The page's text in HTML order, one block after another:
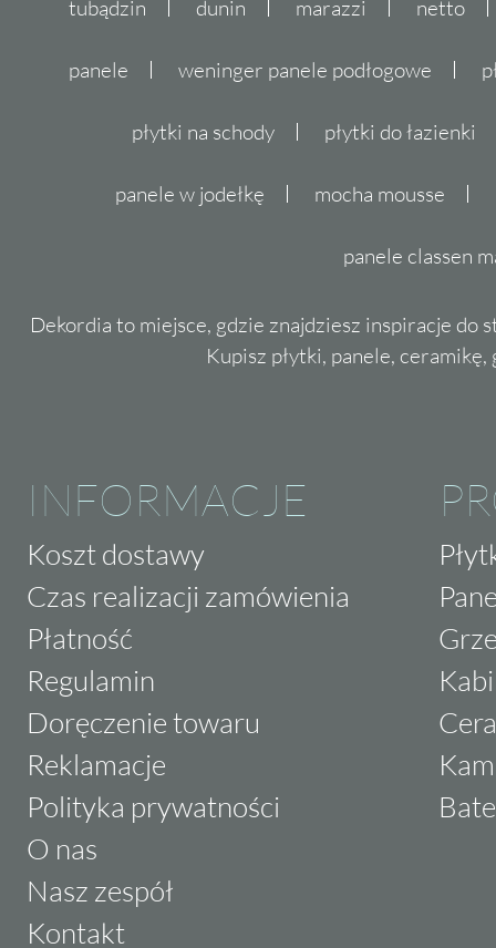
tubądzin dunin marazzi netto
panele weninger panele podłogowe
płytki na schody płytki do łazienki
panele w jodełkę mocha mousse
panele classen
Dekordia to miejsce, gdzie znajdziesz inspiracje do
Kupisz płytki, panele,
INFORMACJE
Koszt dostawy
Czas realizacji zamówienia
Płatność
Regulamin
Doręczenie towaru
Reklamacje
Polityka prywatności
O nas
Nasz zespół
Kontakt